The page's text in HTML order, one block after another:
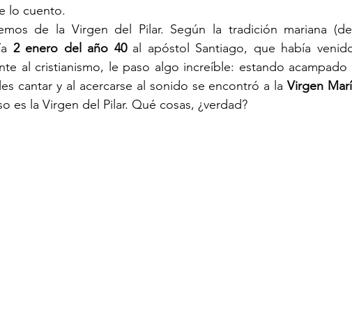
lo cuento.
de la Virgen del Pilar. Según la tradición mariana
2 enero del año 40 al apóstol Santiago, que había
al cristianismo, le paso algo increíble: estando
cantar y al acercarse al sonido se encontró a la Virgen
es la Virgen del Pilar. Qué cosas, ¿verdad?